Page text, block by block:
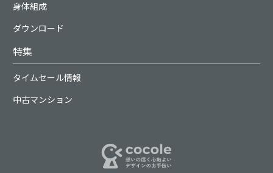
身体組成
ダウンロード
特集
タイムセール情報
中古マンション